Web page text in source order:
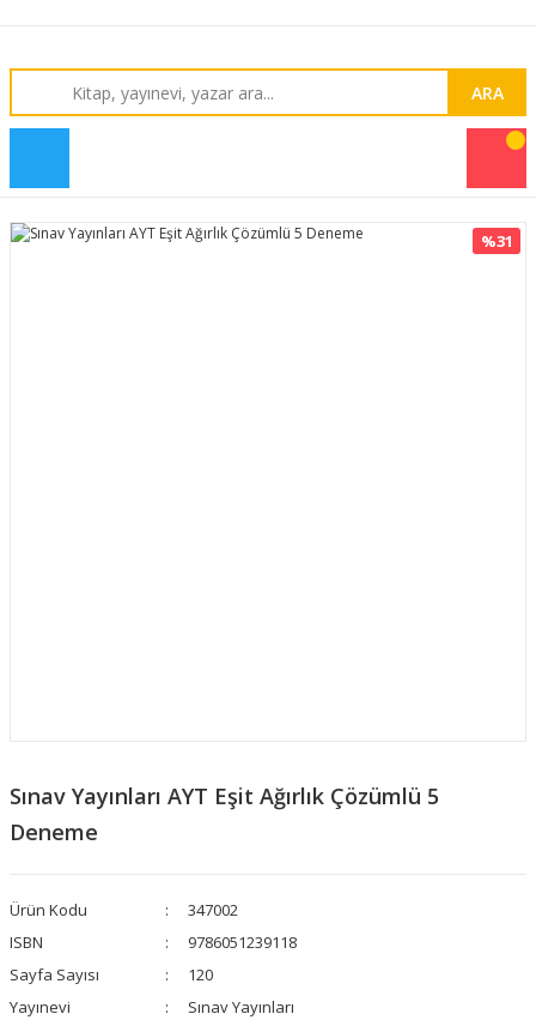
ARA
%31
Sınav Yayınları AYT Eşit Ağırlık Çözümlü 5
Deneme
Ürün Kodu
347002
ISBN
9786051239118
Sayfa Sayısı
120
Yayınevi
Sınav Yayınları